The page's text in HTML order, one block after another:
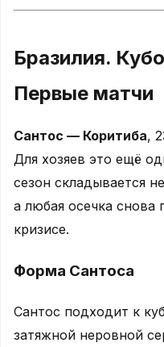
Бразилия.
Первые матчи
Сантос — Коритиба,
Для хозяев это ещё
сезон складывается
а любая осечка снова
кризисе.
Форма Сантоса
Сантос подходит к
затяжной неровной